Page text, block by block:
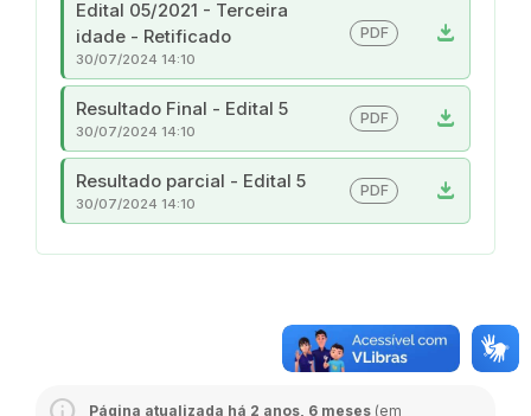
Edital 05/2021 - Terceira
idade - Retificado
download
PDF
30/07/2024 14:10
Resultado Final - Edital 5 download
PDF
30/07/2024 14:10
Resultado parcial - Edital 5 download
PDF
30/07/2024 14:10
Página atualizada há 2 anos, 6 meses (em